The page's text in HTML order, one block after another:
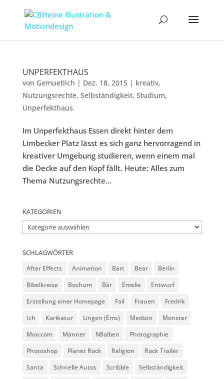
UNPERFEKTHAUS
von Gemuetlich | Dez. 18, 2015| kreativ,
Nutzungsrechte, Selbständigkeit, Studium,
Unperfekthaus
Im Unperfekthaus Essen direkt hinter dem
Limbecker Platz lässt es sich ganz hervorragend in
kreativer Umgebung studieren, wenn einem mal
die Decke auf den Kopf fällt. Heute: Alles zum
Thema Nutzungsrechte...
KATEGORIEN
Kategorien
SCHLAGWÖRTER
After Effects Animation Bart Bear
Berlin
Bibelkreise
Bochum Bär Emelie
Entwurf
Erstellung einer Homepage
Fail Frauen
Fredrik
Ich
Karikatur Lingen (Ems) Medizin
Monster
Moo.com
Männer N8alben
Photographie
Photoshop
Planet Rock Religion
Rock Trailer
Santa
Schnelle Autos Scribble
Selbständigkeit